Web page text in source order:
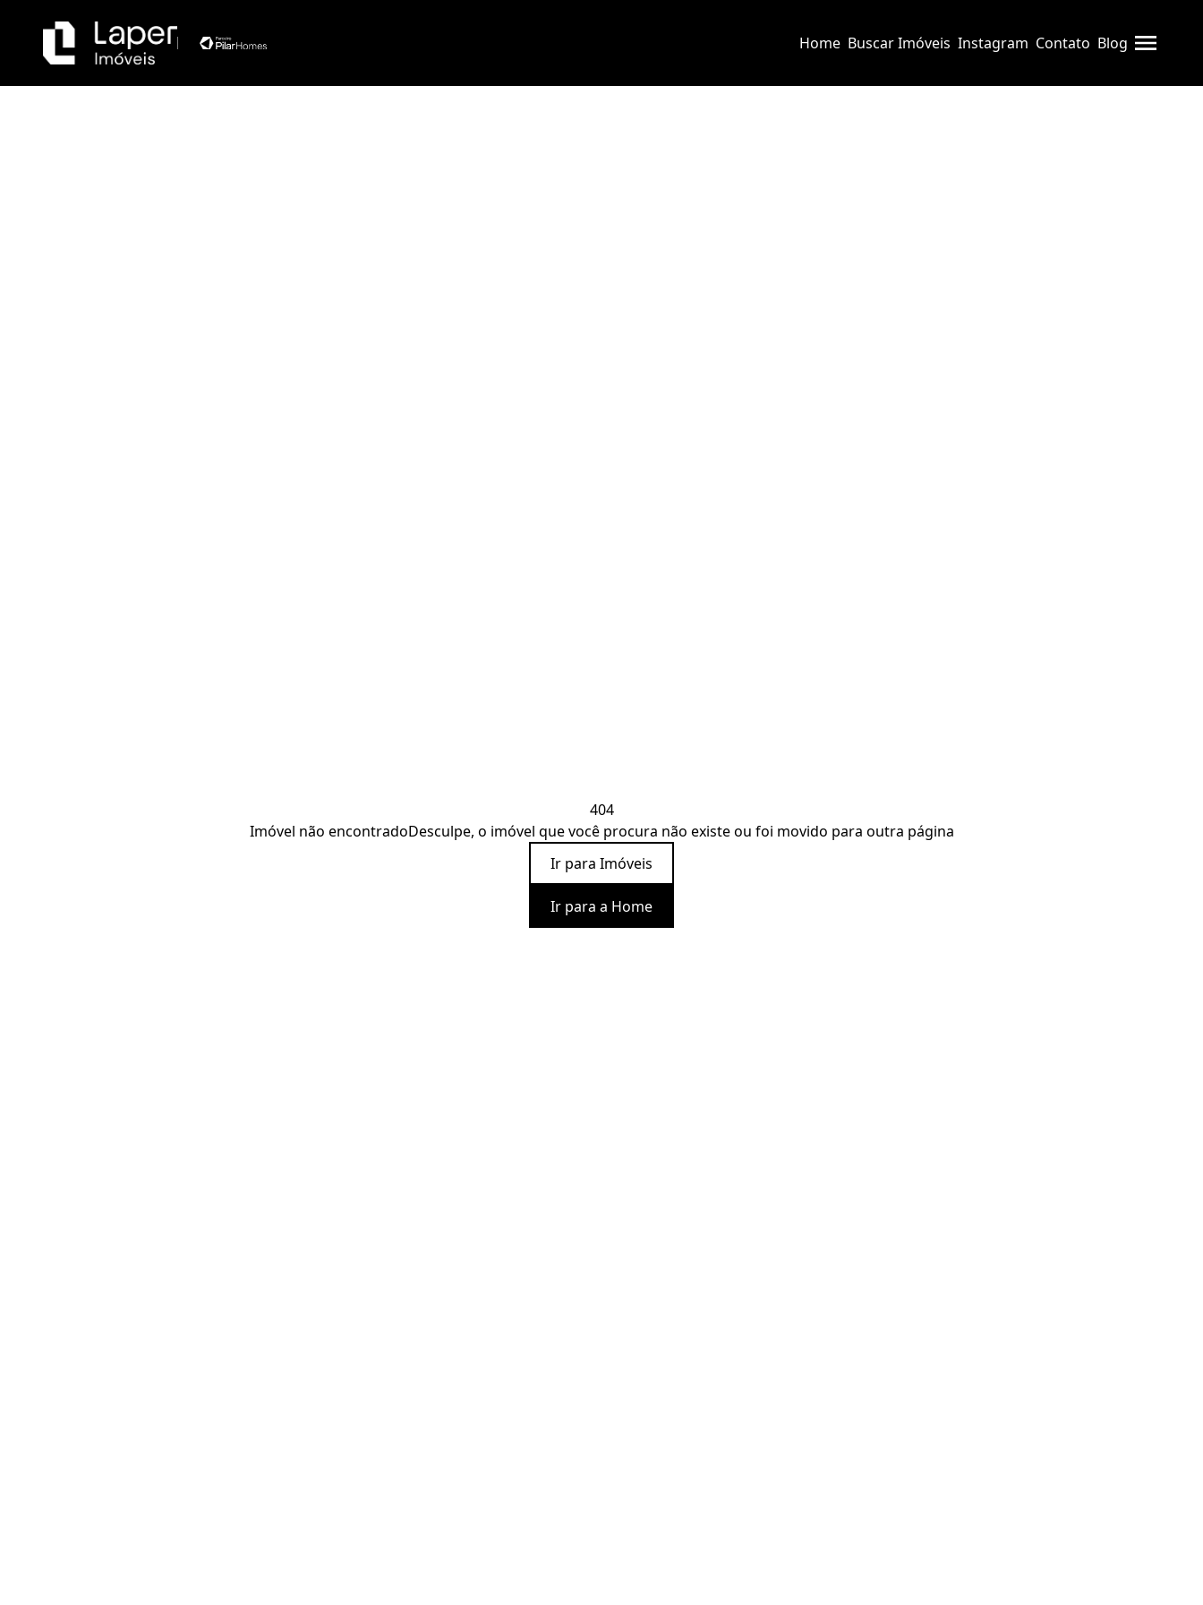
Home Buscar Imóveis Instagram Contato Blog
404
Imóvel não encontradoDesculpe, o imóvel que você procura não existe ou foi movido para outra página
Ir para Imóveis
Ir para a Home